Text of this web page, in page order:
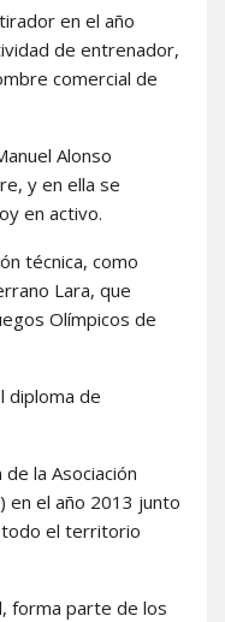
en el año
de entrenador,
comercial de
Alonso
y en ella se
en activo.
técnica, como
Lara, que
Olímpicos de
diploma de
la Asociación
en el año 2013 junto
el territorio
forma parte de los